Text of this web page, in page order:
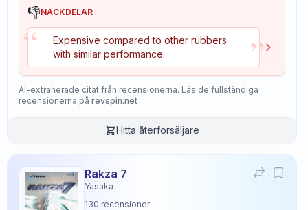
👎NACKDELAR
“
Expensive compared to other rubbers
with similar performance.
”
AI-extraherade citat från recensionerna. Läs de fullständiga
recensionerna på revspin.net
Hitta återförsäljare
Rakza 7
Yasaka
130 recensioner